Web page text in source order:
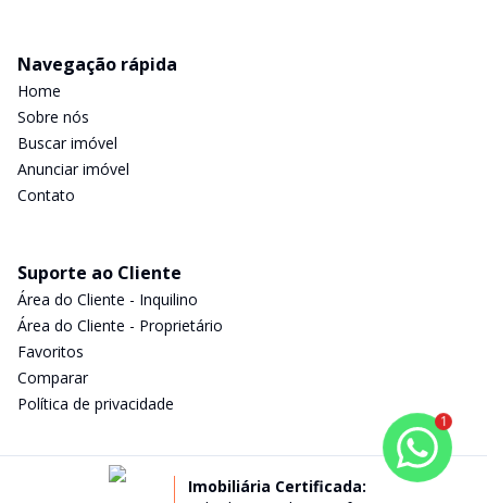
Navegação rápida
Home
Sobre nós
Buscar imóvel
Anunciar imóvel
Contato
Suporte ao Cliente
Área do Cliente - Inquilino
Área do Cliente - Proprietário
Favoritos
Comparar
Política de privacidade
Imobiliária Certificada:
1